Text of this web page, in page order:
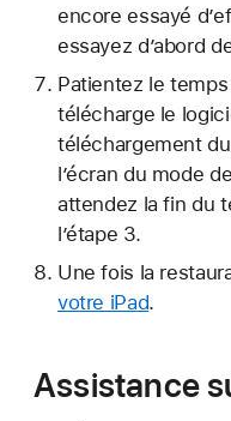
encore essayé
essayez d’abord
Patientez le
télécharge le
téléchargement
l’écran du mode
attendez la fin du
l’étape 3.
Une fois la
votre iPad.
Assistance